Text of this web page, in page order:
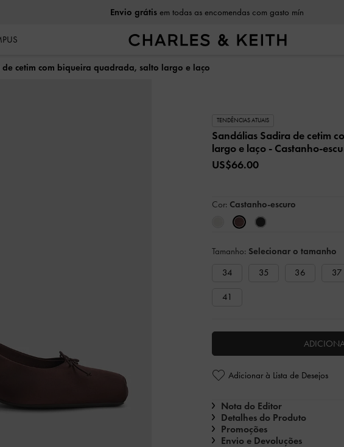
Envio grátisem todas as encomendas com gasto mín
cetim com biqueira quadrada, salto largo e laço
TENDÊNCIAS ATUAIS
Sandálias Sadira de cetim
largo e laço - Castanho-
US$66.00
Cor: Castanho-escuro
Tamanho: Selecionar o tamanho
34
35 36 37
41
Adicionar à Lista de Desejos
Nota do Editor
Detalhes do Produto
Promoções
Envio e Devoluções